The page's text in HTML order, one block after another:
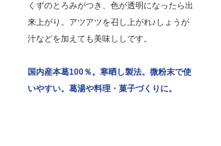
くずのとろみがつき、色が透明になったら出
来上がり。アツアツを召し上がれ♪しょうが
汁などを加えても美味ししです。
国内産本葛100％。寒晒し製法。微粉末で使
いやすい。葛湯や料理・菓子づくりに。